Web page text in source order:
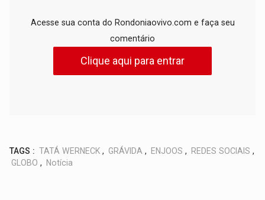
Acesse sua conta do Rondoniaovivo.com e faça seu
comentário
Clique aqui para entrar
TAGS : TATÁ WERNECK , GRÁVIDA , ENJOOS , REDES SOCIAIS ,
GLOBO , Notícia